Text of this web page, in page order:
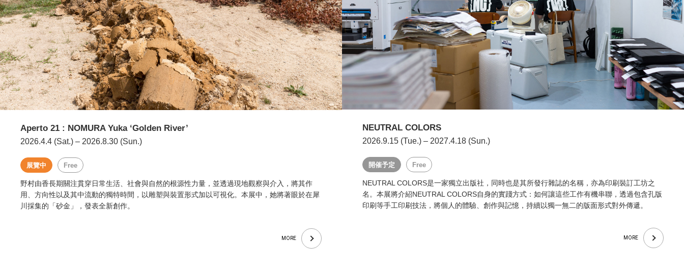
Aperto 21 : NOMURA Yuka ‘Golden River’
2026.4.4 (Sat.) – 2026.8.30 (Sun.)
展覽中 Free
野村由香長期關注貫穿日常生活、社會與自然的根源性力量，並透過現地觀察與介入，將其作
用、方向性以及其中流動的獨特時間，以雕塑與裝置形式加以可視化。本展中，她將著眼於在犀
川採集的「砂金」，發表全新創作。
MORE
NEUTRAL COLORS
2026.9.15 (Tue.) – 2027.4.18 (Sun.)
開催予定 Free
NEUTRAL COLORS是一家獨立出版社，同時也是其所發行雜誌的名稱，亦為印刷裝訂工坊之
名。本展將介紹NEUTRAL COLORS自身的實踐方式：如何讓這些工作有機串聯，透過包含孔版
印刷等手工印刷技法，將個人的體驗、創作與記憶，持續以獨一無二的版面形式對外傳遞。
MORE